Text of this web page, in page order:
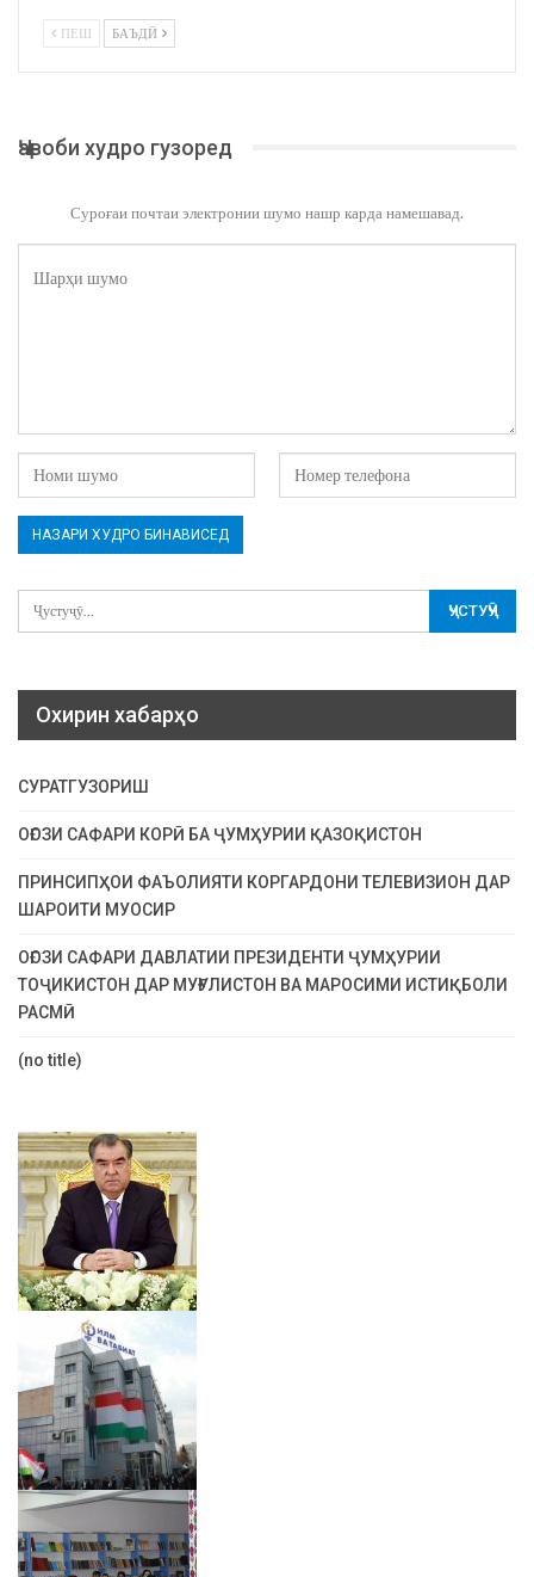
ПЕШ БАЪДӢ
Ҷавоби худро гузоред
Суроғаи почтаи электронии шумо нашр карда намешавад.
Охирин хабарҳо
СУРАТГУЗОРИШ
ОҒОЗИ САФАРИ КОРӢ БА ҶУМҲУРИИ ҚАЗОҚИСТОН
ПРИНСИПҲОИ ФАЪОЛИЯТИ КОРГАРДОНИ ТЕЛЕВИЗИОН ДАР
ШАРОИТИ МУОСИР
ОҒОЗИ САФАРИ ДАВЛАТИИ ПРЕЗИДЕНТИ ҶУМҲУРИИ
ТОҶИКИСТОН ДАР МУҒУЛИСТОН ВА МАРОСИМИ ИСТИҚБОЛИ
РАСМӢ
(no title)